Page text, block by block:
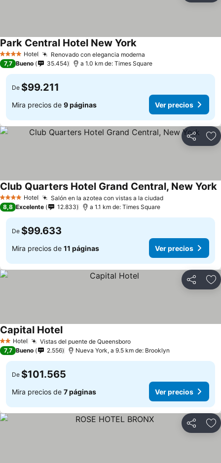
4 EstrellasHotel Renovado con elegancia moderna
Park Central Hotel New YorkVer precios
7,7 Bueno 35.454 a 1.0 km de: Times Square
De $99.211
Mira precios de 9 páginas Ver precios
Compartir
4 EstrellasHotel Salón en la azotea con vistas a la ciudadVer precios
Club Quarters Hotel Grand Central, New York
8,8 Excelente 12.833 a 1.1 km de: Times Square
De $99.633
Mira precios de 11 páginas Ver precios
Compartir
2 Estrellas
Hotel Vistas del puente de QueensboroVer precios
Capital HotelVer precios
7,7 Bueno 2.556 Nueva York, a 9.5 km de: Brooklyn
De $101.565
Mira precios de 7 páginas Ver precios
Compartir